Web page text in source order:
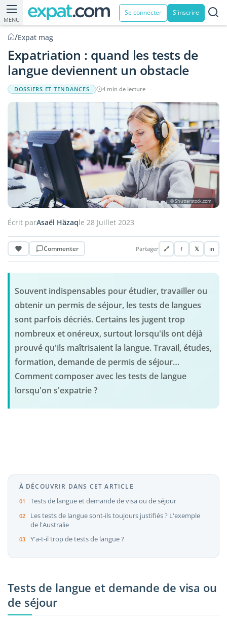
MENU
Se connecter S'inscrire
/Expat mag
Expatriation : quand les tests de
langue deviennent un obstacle
DOSSIERS ET TENDANCES 4 min de lecture
© Shutterstock.com
Écrit parAsaël Häzaqle 28 Juillet 2023
Commenter Partager 🔗 f 𝕏 in
Souvent indispensables pour étudier, travailler ou
obtenir un permis de séjour, les tests de langues
sont parfois décriés. Certains les jugent trop
nombreux et onéreux, surtout lorsqu'ils ont déjà
prouvé qu'ils maîtrisaient la langue. Travail, études,
formation, demande de permis de séjour…
Comment composer avec les tests de langue
lorsqu'on s'expatrie ?
À DÉCOUVRIR DANS CET ARTICLE
Tests de langue et demande de visa ou de séjour
Les tests de langue sont-ils toujours justifiés ? L'exemple
de l'Australie
Y'a-t-il trop de tests de langue ?
Tests de langue et demande de visa ou
de séjour